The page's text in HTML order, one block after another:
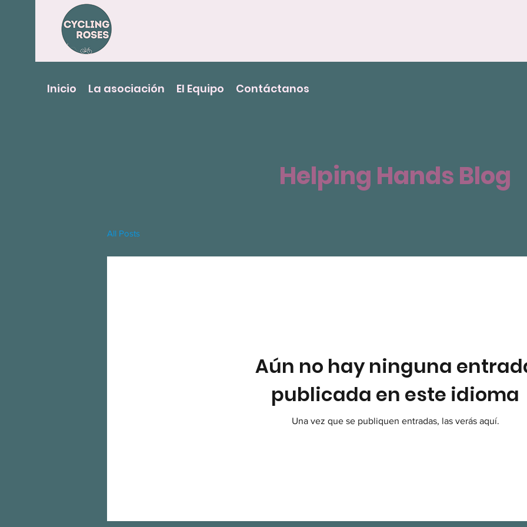
Inicio La asociación El Equipo Contáctanos
Helping Hands Blog
All Posts
Aún no hay ninguna
publicada en este idioma
Una vez que se publiquen entradas, las verás aquí.